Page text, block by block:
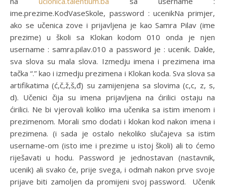
ime.prezime.KodVaseSkole, password : ucenikNa primjer,
ako se učenica zove i prijavljena je kao Samra Pilav (ime
prezime) u školi sa Klokan kodom 010 onda je njen
username : samra.pilav.010 a password je : ucenik. Dakle,
sva slova su mala slova. Izmedju imena i prezimena ima
tačka “.” kao i izmedju prezimena i Klokan koda. Sva slova sa
artifikatima (ć,č,ž,š,đ) su zamijenjena sa slovima (c,c, z, s,
d). Učenici čija su imena prijavljena na ćirilici ostaju na
ćirilici. Ne bi vjerovali koliko ima učenika sa istim imenom i
prezimenom. Morali smo dodati i klokan kod nakon imena i
prezimena. (i sada je ostalo nekoliko slučajeva sa istim
username-om (isto ime i prezime u istoj školi) ali to ćemo
riješavati u hodu. Password je jednostavan (nastavnik,
ucenik) ali svako će, prije svega, i odmah nakon prve svoje
prijave biti zamoljen da promijeni svoj password. Učenik